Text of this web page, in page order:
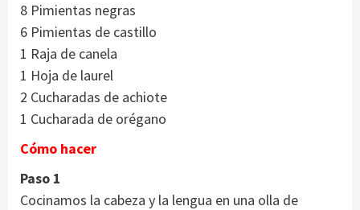
8 Pimientas negras
6 Pimientas de castillo
1 Raja de canela
1 Hoja de laurel
2 Cucharadas de achiote
1 Cucharada de orégano
Cómo hacer
Paso 1
Cocinamos la cabeza y la lengua en una olla de